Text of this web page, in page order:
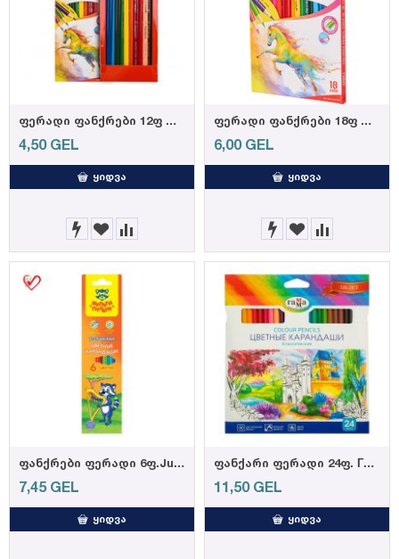
ფერადი ფანქრები 12ფ C00300, DELI
4,50 GEL
ᲧᲘᲓᲕᲐ
ფერადი ფანქრები 18ფ C00310, DELI
6,00 GEL
ᲧᲘᲓᲕᲐ
ფანქრები ფერადი 6ფ.Jumbo Мульти-Пульти "Енот в саванне"
7,45 GEL
ᲧᲘᲓᲕᲐ
ფანქარი ფერადი 24ფ. Гамма "Классика"
11,50 GEL
ᲧᲘᲓᲕᲐ